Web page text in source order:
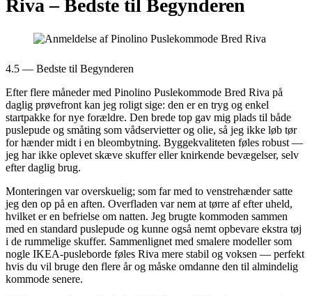
Riva –Bedste til Begynderen
4.5 — Bedste til Begynderen
Efter flere måneder med Pinolino Puslekommode Bred Riva på
daglig prøvefront kan jeg roligt sige: den er en tryg og enkel
startpakke for nye forældre. Den brede top gav mig plads til både
puslepude og småting som vådservietter og olie, så jeg ikke løb tør
for hænder midt i en bleombytning. Byggekvaliteten føles robust —
jeg har ikke oplevet skæve skuffer eller knirkende bevægelser, selv
efter daglig brug.
Monteringen var overskuelig; som far med to venstrehænder satte
jeg den op på en aften. Overfladen var nem at tørre af efter uheld,
hvilket er en befrielse om natten. Jeg brugte kommoden sammen
med en standard puslepude og kunne også nemt opbevare ekstra tøj
i de rummelige skuffer. Sammenlignet med smalere modeller som
nogle IKEA-pusleborde føles Riva mere stabil og voksen — perfekt
hvis du vil bruge den flere år og måske omdanne den til almindelig
kommode senere.